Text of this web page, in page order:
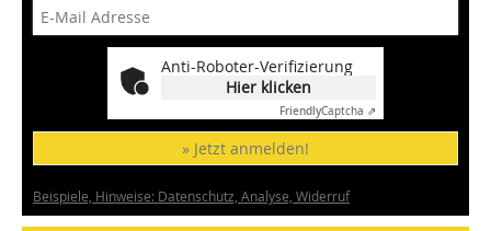
Anti-Roboter-Verifizierung
Hier klicken
FriendlyCaptcha ⇗
» Jetzt anmelden!
Beispiele, Hinweise: Datenschutz, Analyse, Widerruf